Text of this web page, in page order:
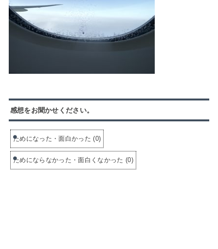
感想をお聞かせください。
ためになった・面白かった (0)
ためにならなかった・面白くなかった (0)